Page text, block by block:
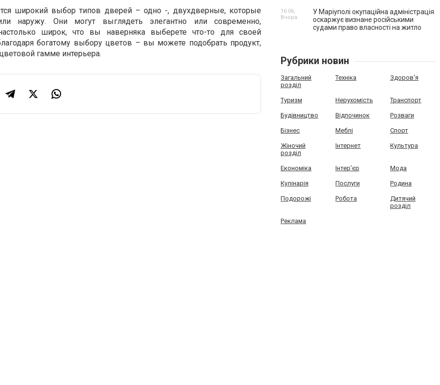
широкий выбор типов дверей – одно -, двухдверные, которые
наружу. Они могут выглядеть элегантно или современно,
широк, что вы наверняка выберете что-то для своей
богатому выбору цветов – вы можете подобрать продукт,
гамме интерьера.
У Маріуполі окупаційна адміністрація
оскаржує визнане російськими
судами право власності на житло
16:06,
Вчора
Рубрики новин
Загальний
розділ
Техніка Здоров'я
Туризм Нерухомість Транспорт
Будівництво Відпочинок Розваги
Бізнес Меблі Спорт
Жіночий
розділ
Інтернет Культура
Економіка Інтер'єр Мода
Кулінарія Послуги Родина
Подорожі Робота
Дитячий
розділ
Реклама